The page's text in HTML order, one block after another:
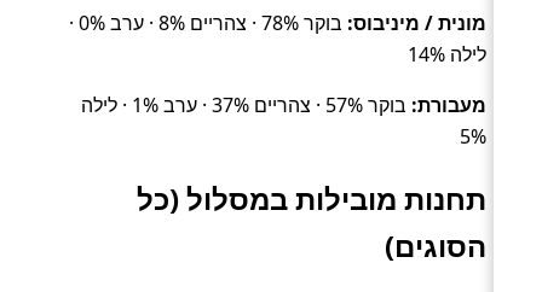
מונית / מיניבוס:
בוקר 78% · צהריים 8% · ערב 0% ·
לילה 14%
מעבורת:
בוקר 57% · צהריים 37% · ערב 1% · לילה
5%
תחנות מובילות במסלול (כל
הסוגים)